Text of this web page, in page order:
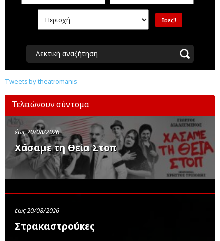
Λεκτική αναζήτηση
Tweets by theatromanis
Τελειώνουν σύντομα
έως 20/08/2026
Χάσαμε τη Θεία Στοπ
έως 20/08/2026
Στρακαστρούκες